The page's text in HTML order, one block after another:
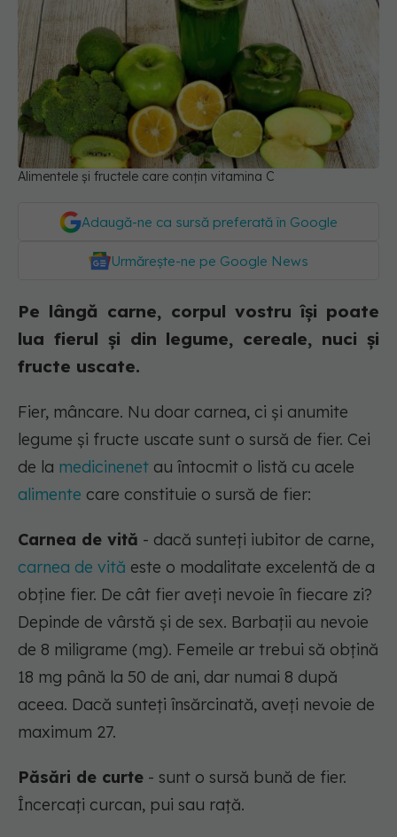
Alimentele și fructele care conțin vitamina C
Adaugă-ne ca sursă preferată în Google
Urmărește-ne pe Google News
Pe lângă carne, corpul vostru își poate
lua fierul și din legume, cereale, nuci și
fructe uscate.
Fier, mâncare. Nu doar carnea, ci și anumite
legume și fructe uscate sunt o sursă de fier. Cei
de la medicinenet au întocmit o listă cu acele
alimente care constituie o sursă de fier:
Carnea de vită - dacă sunteți iubitor de carne,
carnea de vită este o modalitate excelentă de a
obține fier. De cât fier aveți nevoie în fiecare zi?
Depinde de vârstă și de sex. Barbații au nevoie
de 8 miligrame (mg). Femeile ar trebui să obțină
18 mg până la 50 de ani, dar numai 8 după
aceea. Dacă sunteți însărcinată, aveți nevoie de
maximum 27.
Păsări de curte - sunt o sursă bună de fier.
Încercați curcan, pui sau rață.